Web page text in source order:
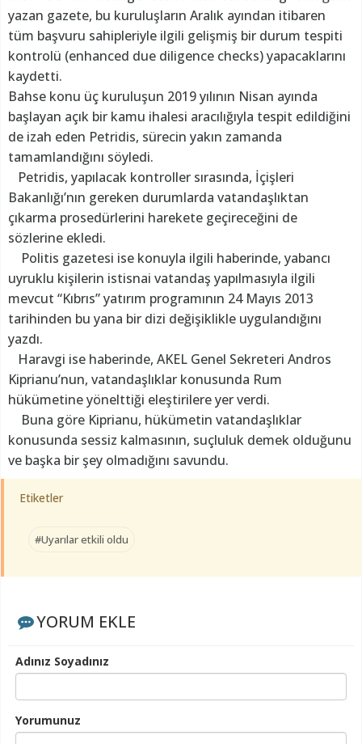
yazan gazete, bu kuruluşların Aralık ayından itibaren
tüm başvuru sahipleriyle ilgili gelişmiş bir durum tespiti
kontrolü (enhanced due diligence checks) yapacaklarını
kaydetti.
Bahse konu üç kuruluşun 2019 yılının Nisan ayında
başlayan açık bir kamu ihalesi aracılığıyla tespit edildiğini
de izah eden Petridis, sürecin yakın zamanda
tamamlandığını söyledi.
Petridis, yapılacak kontroller sırasında, İçişleri
Bakanlığı’nın gereken durumlarda vatandaşlıktan
çıkarma prosedürlerini harekete geçireceğini de
sözlerine ekledi.
Politis gazetesi ise konuyla ilgili haberinde, yabancı
uyruklu kişilerin istisnai vatandaş yapılmasıyla ilgili
mevcut “Kıbrıs” yatırım programının 24 Mayıs 2013
tarihinden bu yana bir dizi değişiklikle uygulandığını
yazdı.
Haravgi ise haberinde, AKEL Genel Sekreteri Andros
Kiprianu’nun, vatandaşlıklar konusunda Rum
hükümetine yönelttiği eleştirilere yer verdi.
Buna göre Kiprianu, hükümetin vatandaşlıklar
konusunda sessiz kalmasının, suçluluk demek olduğunu
ve başka bir şey olmadığını savundu.
Etiketler
#Uyarılar etkili oldu
YORUM EKLE
Adınız Soyadınız
Yorumunuz